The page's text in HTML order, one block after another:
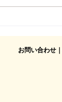
お問い合わせ｜